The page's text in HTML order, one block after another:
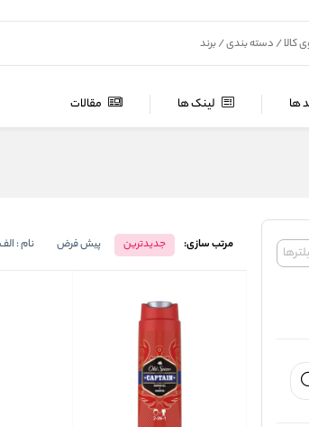
ها لینک ها مقالات
مرتب سازی: جدیدترین پیش فرض نام :